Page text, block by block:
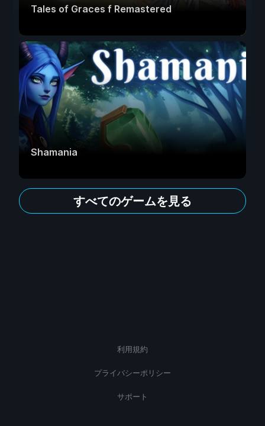
Tales of Graces f Remastered
Shamania
すべてのゲームを見る
利用規約
プライバシーポリシー
サポート